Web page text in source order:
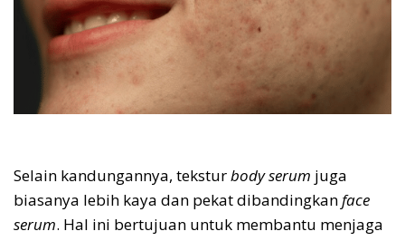
Selain kandungannya, teksturbody serum juga
biasanya lebih kaya dan pekat dibandingkanface
serum. Hal ini bertujuan untuk membantu menjaga